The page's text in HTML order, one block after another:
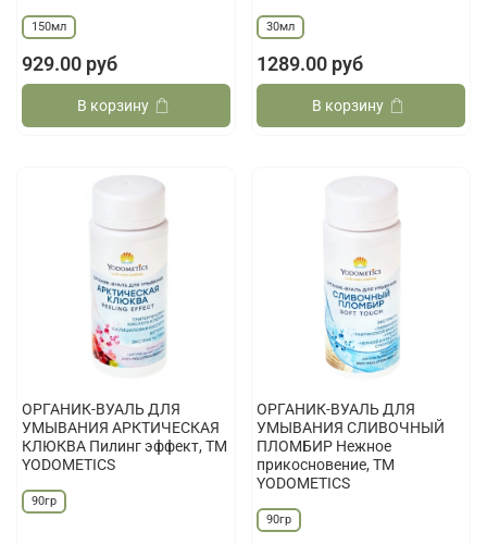
150мл
929.00 руб
В корзину
30мл
1289.00 руб
В корзину
ОРГАНИК-ВУАЛЬ ДЛЯ
УМЫВАНИЯ АРКТИЧЕСКАЯ
КЛЮКВА Пилинг эффект, ТМ
YODOMETICS
90гр
ОРГАНИК-ВУАЛЬ ДЛЯ
УМЫВАНИЯ СЛИВОЧНЫЙ
ПЛОМБИР Нежное
прикосновение, ТМ
YODOMETICS
90гр